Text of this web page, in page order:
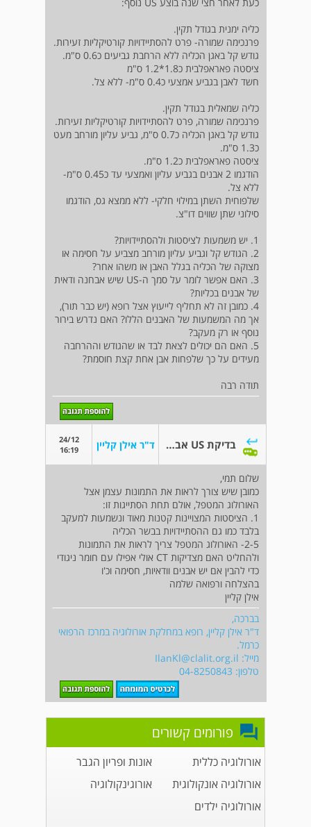
כליה ימנית בגודל תקין.
פרנכימה שמורה- פרט להסתיידויות קורטיקליות זעירות.
גודש קל באגן הכליה ללא הרחבת גביעים כ0.6 ס"מ.
ציסטה פאראפלבית כ1.8*1.2 ס"מ
חשד לאבן בגביע אמצעי כ0.4 ס"מ- ללא צל.
כליה שמאלית בגודל תקין.
פרנכימה שמורה, פרט להסתיידויות קורטיקליות זעירות.
גודש קל באגן הכליה כ0.7 ס"מ, גביע עליון מורחב מעט
כ1.3 ס"מ.
ציסטה פאראפלבית כ1.2 ס"מ.
הודגמו 2 אבנים בגביע עליון ואמצעי עד כ0.45 ס"מ-
ללא צל.
שלפוחית השתן במילוי חלקי- ללא ממצא גס, הודגמו
סילוני שתן שווים דו"צ.
1. יש משמעות לציסטות ולהסתיידויות?
2. הגודש קל וגביע עליון מורחב מצביע על חסימה או
מצוקה של הכליה בגלל האבן או משהו אחר?
3. האם אפשר לומר על סמך ה-US שיש אבחנה ודאית
של אבנים בכליות?
4. כמובן זה לא תחליף לייעוץ אצל רופא (יש כבר תור),
אך מה המשמעות של האבנים הללו? האם נדרש בירור
נוסף או רק מעקב?
5. האם הם יכולים לצאת לבד או שהגודש וההרחבה
מעידים על כך שלפחות אבן אחת קצת חוסמת?
תודה רבה
בדיקת US אבנים בכליות ד"ר אילן קליין
24/12
16:19
שלום תמי,
כמובן שיש צורך לראות את התמונות עצמן אצל
האורולוג המטפל, אולם תחת הסתייגות זו:
1. הציסטות המצויינות קטנות מאוד ונשמעות למעקב
בלבד כמו גם ההסתיידויות בבשר הכליה
2-5- האורולוג המטפל צריך לראות את התמונות
ולהחליט האם מצדיקות CT אולי אפילו עם חומר ניגודי
כדי להבין אם יש אבנים וודאיות, חסימה וכ'ו
בהצלחה ורפואה שלמה
אילן קליין
בברכה,
ד"ר אילן קליין, רופא במחלקת אורולוגיה במרכז הרפואי
כרמל.
מייל: IlanKl@clalit.org.il
טלפון: 04-8250843
פורומים קשורים
אורולוגיה כללית
אונות ופריון הגבר
אורולוגיה אונקולוגית
אורוגינקולוגיה
אורולוגיה ילדים